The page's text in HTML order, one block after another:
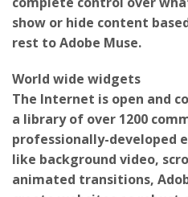
show or hide content
rest to Adobe Muse.
The Internet is open and
a library of over 1200
professionally-developed
like background video,
animated transitions,
create websites as robust